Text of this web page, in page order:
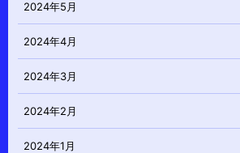
2024年5月
2024年4月
2024年3月
2024年2月
2024年1月